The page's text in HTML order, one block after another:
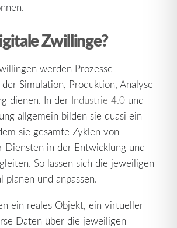
Zwillinge?
werden Prozesse
Simulation, Produktion, Analyse
dienen. In der Industrie 4.0 und
allgemein bilden sie quasi ein
sie gesamte Zyklen von
Diensten in der Entwicklung und
So lassen sich die jeweiligen
planen und anpassen.
ein reales Objekt, ein virtueller
Daten über die jeweiligen